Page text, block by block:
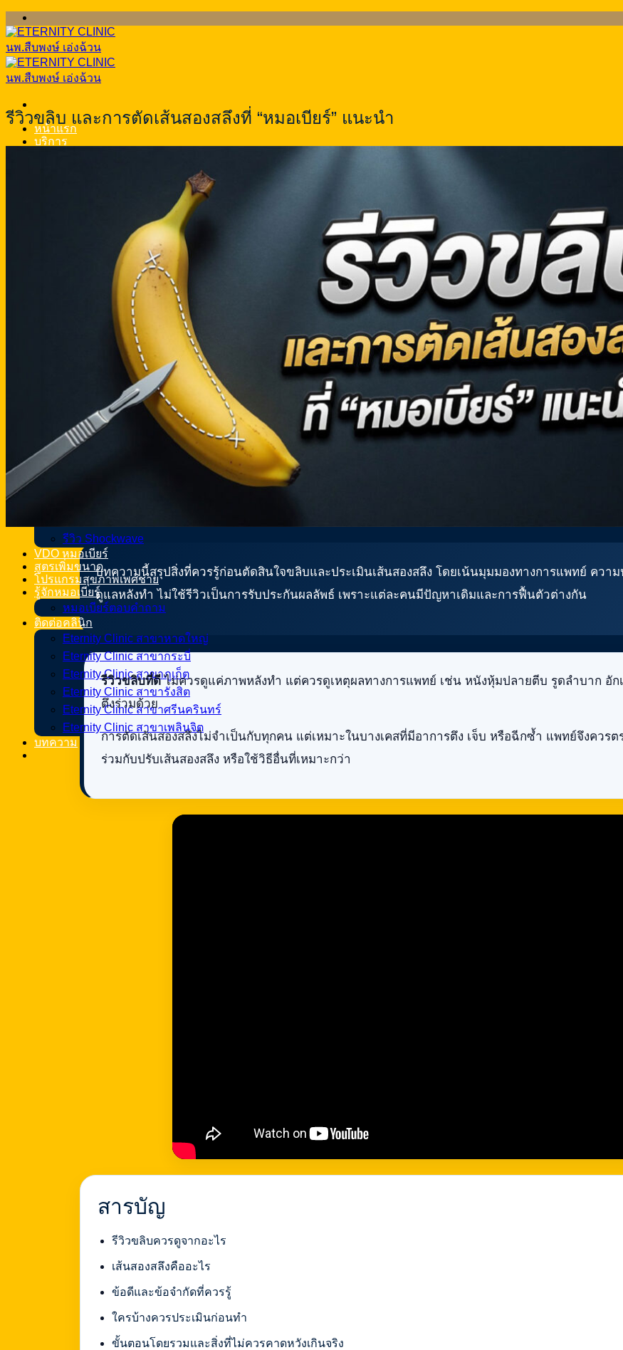
ข้าม
ไป
ยัง
เนื้อหา
หน้าแรก
บริการ
รักษาโรคหย่อนสมรรถภาพทางเพศ
ขลิบหนังหุ้มปลาย
แก้อวัยวะเพศ โค้ง งอ ผิดรูป
แก้สารแปลกปลอมอวัยวะเพศชาย
ฝังมุก (Pearling)
เทสโทสเตอโรน (Testosterone)
Shockwave
รีวิวเพิ่มขนาดอวัยวะเพศ
รีวิวเพิ่มความยาวอวัยวะเพศ
รีวิวรักษาโรคหย่อนสมรรถภาพทางเพศ
รีวิวแก้หลั่งเร็ว
รีวิวขลิบหนังหุ้มปลาย
รีวิว แก้โค้ง งอ ผิดรูป
รีวิว Shockwave
VDO หมอเบียร์
สูตรเพิ่มขนาด
โปรแกรมสุขภาพเพศชาย
รู้จักหมอเบียร์
หมอเบียร์ตอบคำถาม
ติดต่อคลินิก
Eternity Clinic สาขาหาดใหญ่
Eternity Clinic สาขากระบี่
Eternity Clinic สาขาภูเก็ต
Eternity Clinic สาขารังสิต
Eternity Clinic สาขาศรีนครินทร์
Eternity Clinic สาขาเพลินจิต
บทความ
รีวิวขลิบ และการตัดเส้นสองสลึงที่ “หมอเบียร์” แนะนำ
บทความนี้สรุปสิ่งที่ควรรู้ก่อนตัดสินใจขลิบและประเมินเส้นสองสลึง โดยเน้นมุมมองทางการแพทย์ ควา
ดูแลหลังทำ ไม่ใช้รีวิวเป็นการรับประกันผลลัพธ์ เพราะแต่ละคนมีปัญหาเดิมและการฟื้นตัวต่างกัน
รีวิวขลิบที่ดีไม่ควรดูแค่ภาพหลังทำ แต่ควรดูเหตุผลทางการแพทย์ เช่น หนังหุ้มปลายตีบ รูดลำบาก อัก
ตึงร่วมด้วย
การตัดเส้นสองสลึงไม่จำเป็นกับทุกคน แต่เหมาะในบางเคสที่มีอาการตึง เจ็บ หรือฉีกซ้ำ แพทย์จึงควร
ร่วมกับปรับเส้นสองสลึง หรือใช้วิธีอื่นที่เหมาะกว่า
สารบัญ
รีวิวขลิบควรดูจากอะไร
เส้นสองสลึงคืออะไร
ข้อดีและข้อจำกัดที่ควรรู้
ใครบ้างควรประเมินก่อนทำ
ขั้นตอนโดยรวมและสิ่งที่ไม่ควรคาดหวังเกินจริง